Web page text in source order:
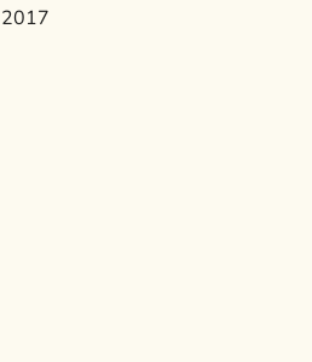
2017